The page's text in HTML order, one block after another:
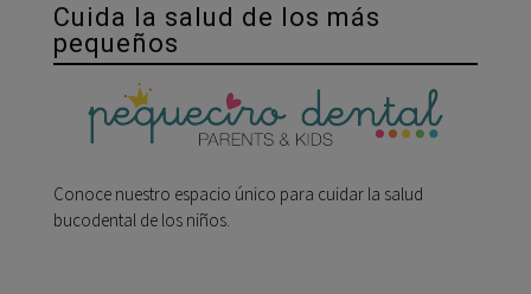
Cuida la salud de los más
pequeños
Conoce nuestro espacio único para cuidar la salud
bucodental de los niños.